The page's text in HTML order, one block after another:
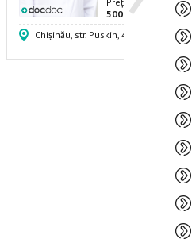
500 lei
Chișinău, str. Puskin, 47/1